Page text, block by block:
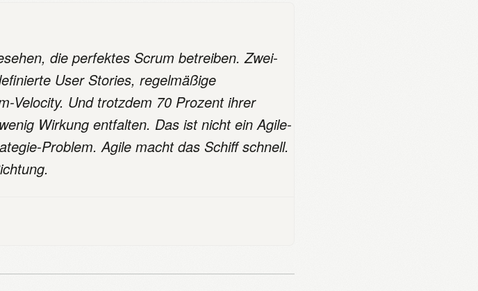
die perfektes Scrum betreiben. Zwei-
User Stories, regelmäßige
Velocity. Und trotzdem 70 Prozent ihrer
Wirkung entfalten. Das ist nicht ein Agile-
Problem. Agile macht das Schiff schnell.